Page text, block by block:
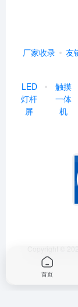
厂家收录 友
LED
灯杆
屏
触摸
一体
机
Copyright ©
首页